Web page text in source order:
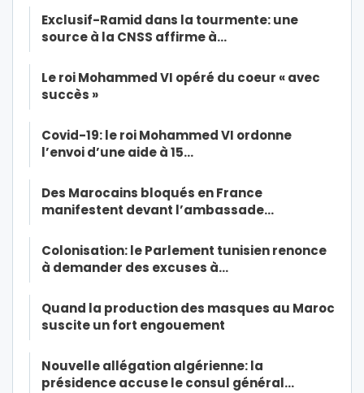
Exclusif-Ramid dans la tourmente: une
source à la CNSS affirme à…
Le roi Mohammed VI opéré du coeur « avec
succès »
Covid-19: le roi Mohammed VI ordonne
l’envoi d’une aide à 15…
Des Marocains bloqués en France
manifestent devant l’ambassade…
Colonisation: le Parlement tunisien renonce
à demander des excuses à…
Quand la production des masques au Maroc
suscite un fort engouement
Nouvelle allégation algérienne: la
présidence accuse le consul général…